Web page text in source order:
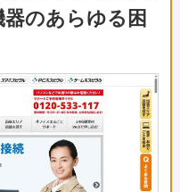
のあらゆる困